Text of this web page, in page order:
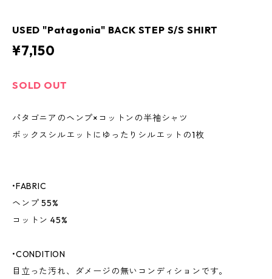
USED "Patagonia" BACK STEP S/S SHIRT
¥7,150
SOLD OUT
パタゴニアのヘンプ×コットンの半袖シャツ
ボックスシルエットにゆったりシルエットの1枚
•FABRIC
ヘンプ 55%
コットン 45%
•CONDITION
目立った汚れ、ダメージの無いコンディションです。